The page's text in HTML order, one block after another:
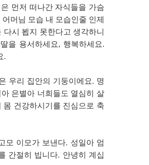
먼저 떠나간 자식들을 가슴
머님 모습 내 모습인줄 인제
시 뵙지 못한다고 생각하니
을 용서하세요, 행복하세요.
.
우리 집안의 기둥이에요. 명
은별아 너희들도 열심히 살
건강하시기를 진심으로 축
모 이모가 보낸다. 성일아 엄
간절히 빕니다. 안녕히 계십